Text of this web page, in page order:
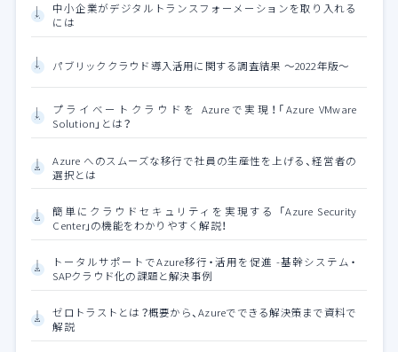
中小企業がデジタルトランスフォーメーションを取り入れる
には
パブリッククラウド導入活用に関する調査結果 ～2022年版～
プライベートクラウドを Azureで実現！「Azure VMware
Solution」とは？
Azure へのスムーズな移行で社員の生産性を上げる、経営者の
選択とは
簡単にクラウドセキュリティを実現する 「Azure Security
Center」の機能をわかりやすく解説！
トータルサポートでAzure移行・活用を促進 -基幹システム・
SAPクラウド化の課題と解決事例
ゼロトラストとは？概要から、Azureでできる解決策まで資料で
解説